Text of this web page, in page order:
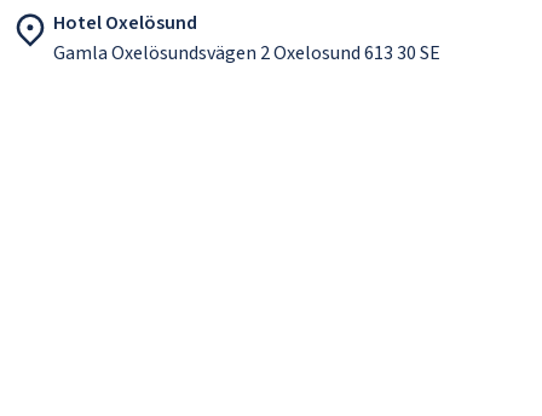
Hotel Oxelösund
Gamla Oxelösundsvägen 2 Oxelosund 613 30 SE